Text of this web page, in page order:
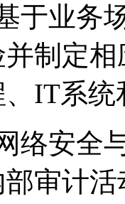
基于业务
制定相
、IT系
网络安全
内部审